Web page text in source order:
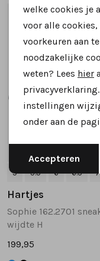
5 5.5 6 6.5 7
Hartjes
wijdte H
199,95
Terug
welke cookies je
voor alle
voorkeuren aan
noodzakelijke
weten? Lees hier
instellingen
onder aan de
Accepteren